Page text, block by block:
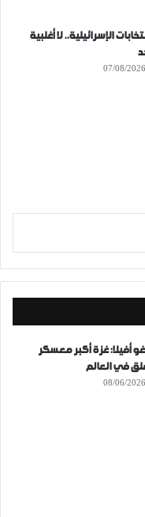
الإسرائيلية.. لا أغلبية
07/08/2026
أفيلا: غزة أكبر معسكر
في العالم
08/06/2026